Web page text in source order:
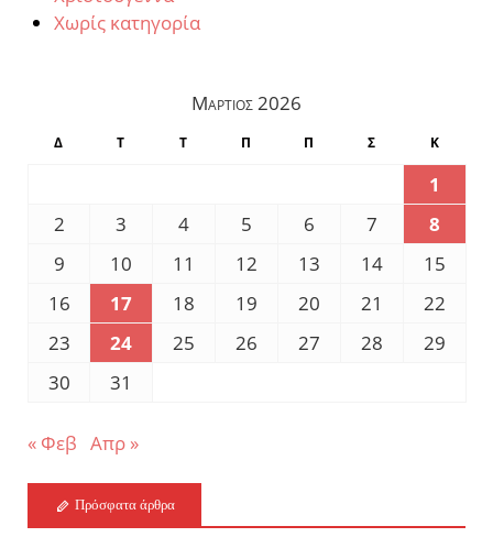
Χωρίς κατηγορία
Μάρτιος 2026
Δ Τ Τ Π Π Σ Κ
1
2
3 4 5 6 7
8
9
10 11 12 13 14
15
16
17 18 19 20 21
22
23
24 25 26 27 28
29
30
31
« Φεβ Απρ »
Πρόσφατα άρθρα